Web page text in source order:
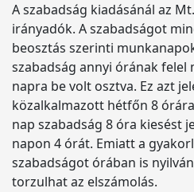
A szabadság kiadásánál az
irányadók. A szabadságot
beosztás szerinti
szabadság annyi órának felel
napra be volt osztva. Ez azt
közalkalmazott hétfőn 8
nap szabadság 8 óra kiesést
napon 4 órát. Emiatt a
szabadságot órában is
torzulhat az elszámolás.